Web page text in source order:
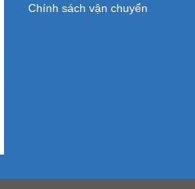
Chính sách vận chuyển